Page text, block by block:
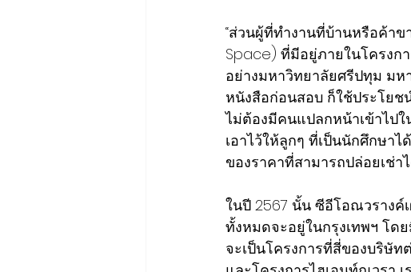
“ส่วนผู้ที่ทำงานที่บ้านหรือค้า
Space) ที่มีอยู่ภายในโครงก
อย่างมหาวิทยาลัยศรีปทุม มห
หนังสือก่อนสอบ ก็ใช้ประโยช
ไม่ต้องมีคนแปลกหน้าเข้าไป
เอาไว้ให้ลูกๆ ที่เป็นนักศึกษา
ของราคาที่สามารถปล่อยเช่า
ในปี 2567 นั้น ซีอีโอณวรางค์
ทั้งหมดจะอยู่ในกรุงเทพฯ โด
จะเป็นโครงการที่สี่ของบริษั